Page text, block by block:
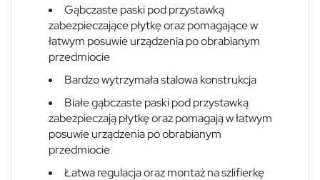
Gąbczaste paski pod przystawką
zabezpieczające płytkę oraz pomagające w
łatwym posuwie urządzenia po obrabianym
przedmiocie
Bardzo wytrzymała stalowa konstrukcja
Białe gąbczaste paski pod przystawką
zabezpieczają płytkę oraz pomagają w łatwym
posuwie urządzenia po obrabianym
przedmiocie
Łatwa regulacja oraz montaż na szlifierkę